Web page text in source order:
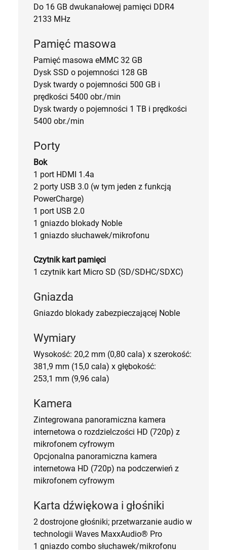
Do 16 GB dwukanałowej pamięci DDR4
2133 MHz
Pamięć masowa
Pamięć masowa eMMC 32 GB
Dysk SSD o pojemności 128 GB
Dysk twardy o pojemności 500 GB i
prędkości 5400 obr./min
Dysk twardy o pojemności 1 TB i prędkości
5400 obr./min
Porty
Bok
1 port HDMI 1.4a
2 porty USB 3.0 (w tym jeden z funkcją
PowerCharge)
1 port USB 2.0
1 gniazdo blokady Noble
1 gniazdo słuchawek/mikrofonu
Czytnik kart pamięci
1 czytnik kart Micro SD (SD/SDHC/SDXC)
Gniazda
Gniazdo blokady zabezpieczającej Noble
Wymiary
Wysokość: 20,2 mm (0,80 cala) x szerokość:
381,9 mm (15,0 cala) x głębokość:
253,1 mm (9,96 cala)
Kamera
Zintegrowana panoramiczna kamera
internetowa o rozdzielczości HD (720p) z
mikrofonem cyfrowym
Opcjonalna panoramiczna kamera
internetowa HD (720p) na podczerwień z
mikrofonem cyfrowym
Karta dźwiękowa i głośniki
2 dostrojone głośniki; przetwarzanie audio w
technologii Waves MaxxAudio® Pro
1 gniazdo combo słuchawek/mikrofonu